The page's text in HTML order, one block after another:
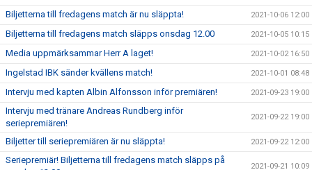
Biljetterna till fredagens match är nu släppta! 2021-10-06 12:00
Biljetterna till fredagens match släpps onsdag 12.00 2021-10-05 10:15
Media uppmärksammar Herr A laget! 2021-10-02 16:50
Ingelstad IBK sänder kvällens match! 2021-10-01 08:48
Intervju med kapten Albin Alfonsson inför premiären! 2021-09-23 19:00
Intervju med tränare Andreas Rundberg inför
seriepremiären!
2021-09-22 19:00
Biljetter till seriepremiären är nu släppta! 2021-09-22 12:00
Seriepremiär! Biljetterna till fredagens match släpps på
2021-09-21 10:09